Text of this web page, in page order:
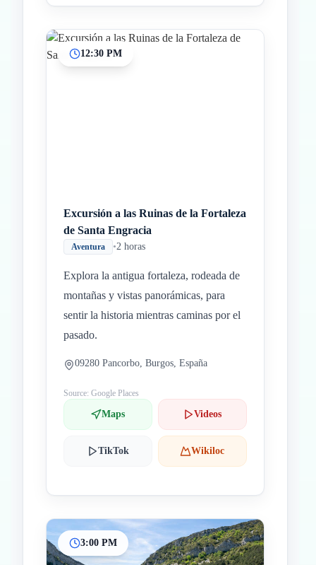
12:30 PM
Excursión a las Ruinas de la Fortaleza
de Santa Engracia
Aventura •2 horas
Explora la antigua fortaleza, rodeada de
montañas y vistas panorámicas, para
sentir la historia mientras caminas por el
pasado.
09280 Pancorbo, Burgos, España
Source: Google Places
Maps Videos
TikTok Wikiloc
3:00 PM